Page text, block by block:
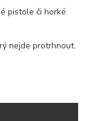
pistole či horké
nejde protrhnout.